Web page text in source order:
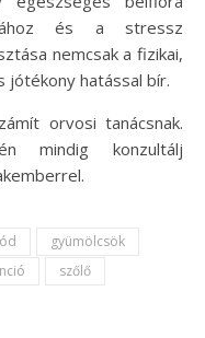
és a stressz
nemcsak a fizikai,
jótékony hatással bír.
orvosi tanácsnak.
mindig konzultálj
gyümölcsök
szőlő